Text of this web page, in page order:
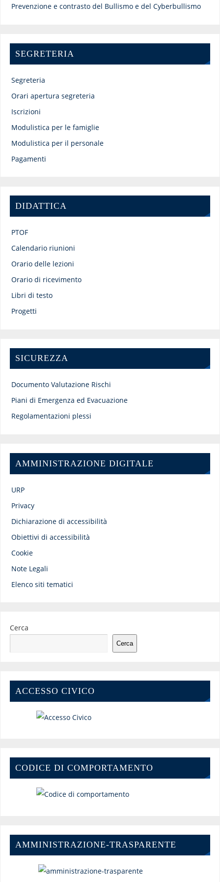
Prevenzione e contrasto del Bullismo e del Cyberbullismo
SEGRETERIA
Segreteria
Orari apertura segreteria
Iscrizioni
Modulistica per le famiglie
Modulistica per il personale
Pagamenti
DIDATTICA
PTOF
Calendario riunioni
Orario delle lezioni
Orario di ricevimento
Libri di testo
Progetti
SICUREZZA
Documento Valutazione Rischi
Piani di Emergenza ed Evacuazione
Regolamentazioni plessi
AMMINISTRAZIONE DIGITALE
URP
Privacy
Dichiarazione di accessibilità
Obiettivi di accessibilità
Cookie
Note Legali
Elenco siti tematici
Cerca
Cerca
ACCESSO CIVICO
CODICE DI COMPORTAMENTO
AMMINISTRAZIONE-TRASPARENTE